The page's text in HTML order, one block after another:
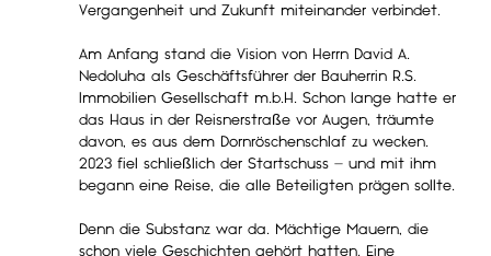
Vergangenheit und Zukunft miteinander verbindet.
Am Anfang stand die Vision von Herrn David A.
Nedoluha als Geschäftsführer der Bauherrin R.S.
Immobilien Gesellschaft m.b.H. Schon lange hatte er
das Haus in der Reisnerstraße vor Augen, träumte
davon, es aus dem Dornröschenschlaf zu wecken.
2023 fiel schließlich der Startschuss – und mit ihm
begann eine Reise, die alle Beteiligten prägen sollte.
Denn die Substanz war da. Mächtige Mauern, die
schon viele Geschichten gehört hatten. Eine